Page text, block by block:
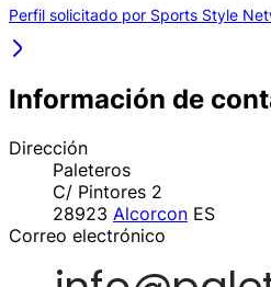
Perfil solicitado por Sports Style
Información de
Dirección
Paleteros
C/ Pintores 2
28923 Alcorcon ES
Correo electrónico